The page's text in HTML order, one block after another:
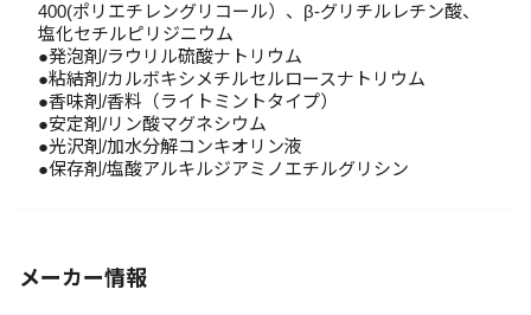
400(ポリエチレングリコール）、β-グリチルレチン酸、
塩化セチルピリジニウム
●発泡剤/ラウリル硫酸ナトリウム
●粘結剤/カルボキシメチルセルロースナトリウム
●香味剤/香料（ライトミントタイプ）
●安定剤/リン酸マグネシウム
●光沢剤/加水分解コンキオリン液
●保存剤/塩酸アルキルジアミノエチルグリシン
メーカー情報